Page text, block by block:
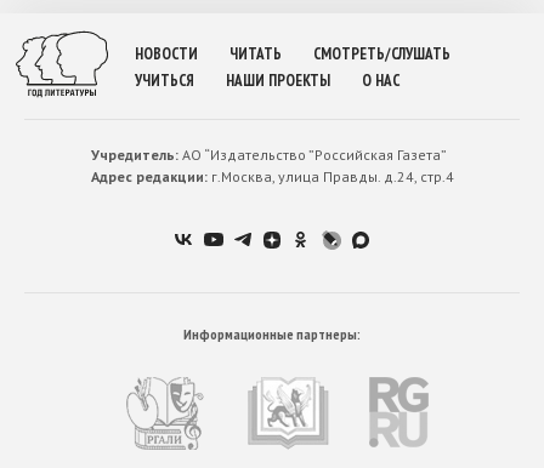
НОВОСТИ ЧИТАТЬ
СМОТРЕТЬ/СЛУШАТЬ
УЧИТЬСЯ
НАШИ ПРОЕКТЫ О НАС
Учредитель:АО “Издательство ”Российская Газета”
Адрес редакции:г.Москва, улица Правды. д.24, стр.4
Информационные партнеры: